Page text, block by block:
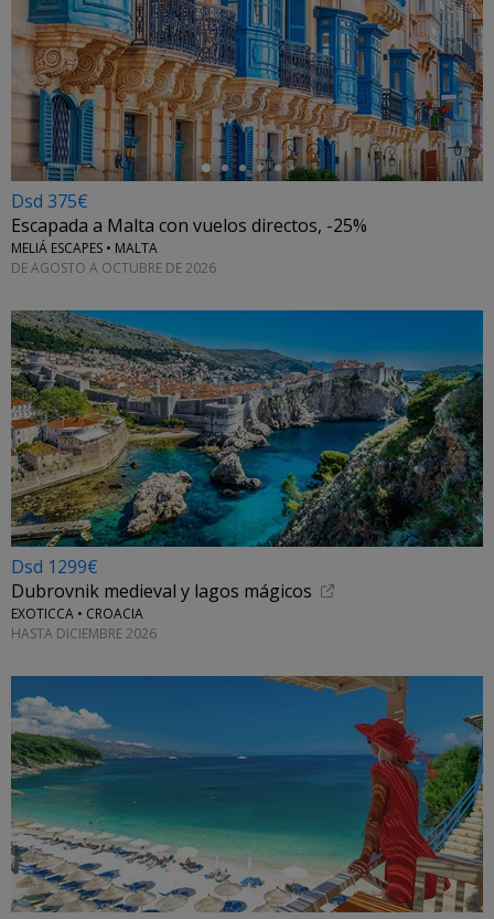
←
Dsd 375€
Escapada a Malta con vuelos directos, -25%
MELIÁ ESCAPES • MALTA
DE AGOSTO A OCTUBRE DE 2026
Dsd 1299€
Dubrovnik medieval y lagos mágicos
EXOTICCA • CROACIA
HASTA DICIEMBRE 2026